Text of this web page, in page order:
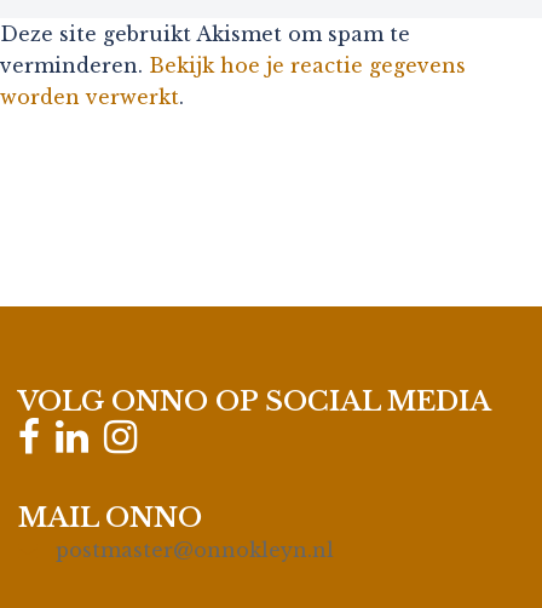
Deze site gebruikt Akismet om spam te
verminderen. Bekijk hoe je reactie gegevens
worden verwerkt.
VOLG ONNO OP SOCIAL MEDIA
MAIL ONNO
postmaster@onnokleyn.nl